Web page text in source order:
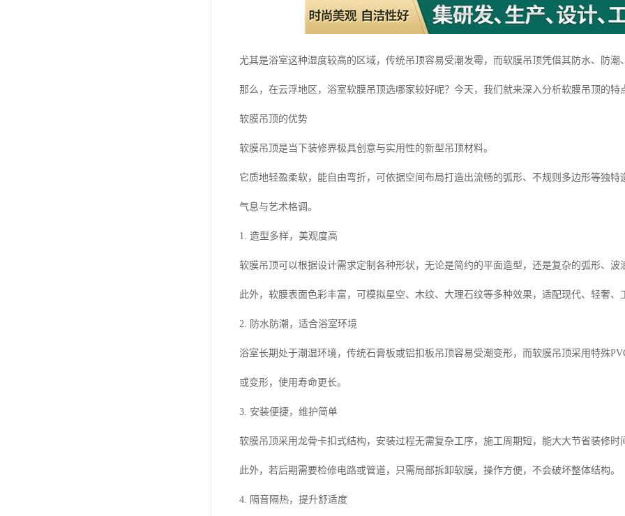
尤其是浴室这种湿度较高的区域，传统吊顶容易受潮发霉，而软膜吊顶凭借其防水、防
那么，在云浮地区，浴室软膜吊顶选哪家较好呢？今天，我们就来深入分析软膜吊顶的
软膜吊顶的优势
软膜吊顶是当下装修界极具创意与实用性的新型吊顶材料。
它质地轻盈柔软，能自由弯折，可依据空间布局打造出流畅的弧形、不规则多边形等独
气息与艺术格调。
1. 造型多样，美观度高
软膜吊顶可以根据设计需求定制各种形状，无论是简约的平面造型，还是复杂的弧形、波
此外，软膜表面色彩丰富，可模拟星空、木纹、大理石纹等多种效果，适配现代、轻奢
2. 防水防潮，适合浴室环境
浴室长期处于潮湿环境，传统石膏板或铝扣板吊顶容易受潮变形，而软膜吊顶采用特殊
或变形，使用寿命更长。
3. 安装便捷，维护简单
软膜吊顶采用龙骨卡扣式结构，安装过程无需复杂工序，施工周期短，能大大节省装修时
此外，若后期需要检修电路或管道，只需局部拆卸软膜，操作方便，不会破坏整体结构。
4. 隔音隔热，提升舒适度